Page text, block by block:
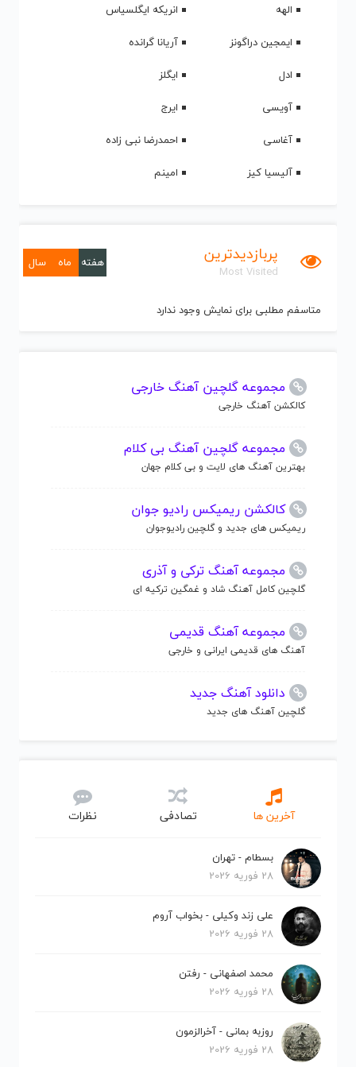
الهه
انریکه ایگلسیاس
ایمجین دراگونز
آریانا گرانده
ادل
ایگلز
آویسی
ایرج
آغاسی
احمدرضا نبی زاده
آلیسیا کیز
امینم
پربازدیدترین
Most Visited
هفته ماه سال
متاسفم مطلبی برای نمایش وجود ندارد
مجموعه گلچین آهنگ خارجی
کالکشن آهنگ خارجی
مجموعه گلچین آهنگ بی کلام
بهترین آهنگ های لایت و بی کلام جهان
کالکشن ریمیکس رادیو جوان
ریمیکس های جدید و گلچین رادیوجوان
مجموعه آهنگ ترکی و آذری
گلچین کامل آهنگ شاد و غمگین ترکیه ای
مجموعه آهنگ قدیمی
آهنگ های قدیمی ایرانی و خارجی
دانلود آهنگ جدید
گلچین آهنگ های جدید
آخرین ها تصادفی نظرات
بسطام - تهران
28 فوریه 2026
علی زند وکیلی - بخواب آروم
28 فوریه 2026
محمد اصفهانی - رفتن
28 فوریه 2026
روزبه بمانی - آخرالزمون
28 فوریه 2026